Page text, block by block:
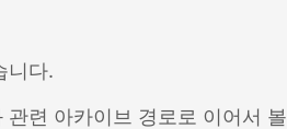
니다.
련 아카이브 경로로 이어서 볼